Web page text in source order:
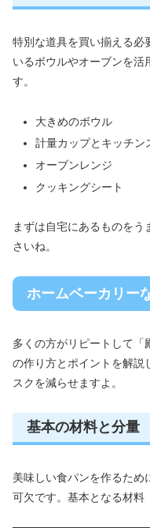
特別な道具を買い揃える必
いるボウルやオーブンを活
す。
大きめのボウル
計量カップとキッチン
オーブンレンジ
クッキングシート
まずは自宅にあるものを
さいね。
ホームベーカリー
多くの方がリピートして「
の作り方とポイントを解説
スクを減らせますよ。
基本の材料と分量
美味しい食パンを作るため
可欠です。基本となる材料